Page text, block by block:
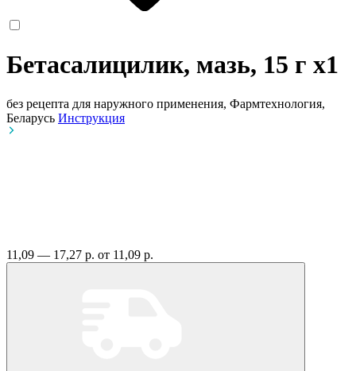
Бетасалицилик, мазь, 15 г x1
без рецепта для наружного применения, Фармтехнология,
Беларусь Инструкция
11,09 — 17,27 р. от 11,09 р.